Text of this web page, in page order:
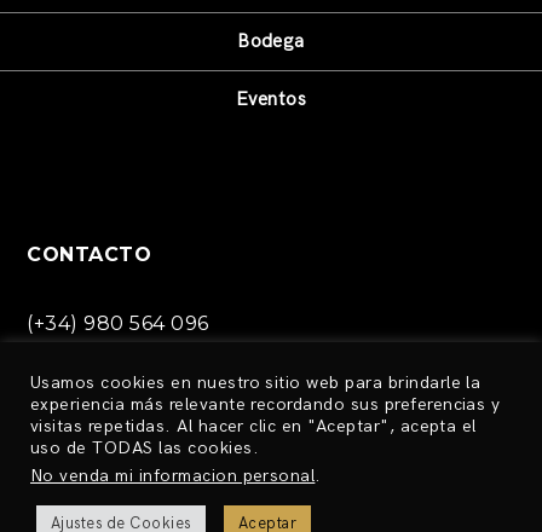
Bodega
Eventos
CONTACTO
(+34) 980 564 096
Ctra. Medina de Rioseco,
S/N Toro, Zamora (España)
Usamos cookies en nuestro sitio web para brindarle la
experiencia más relevante recordando sus preferencias y
visitas repetidas. Al hacer clic en "Aceptar", acepta el
uso de TODAS las cookies.
No venda mi informacion personal.
Ajustes de Cookies Aceptar